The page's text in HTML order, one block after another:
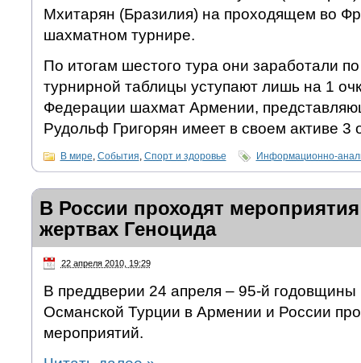
Мхитарян (Бразилия) на проходящем во
шахматном турнире.
По итогам шестого тура они заработали
турнирной таблицы уступают лишь на 1
Федерации шахмат Армении,
Рудольф Григорян имеет в своем активе 3
В мире, События, Спорт и здоровье Информационно-
В России проходят
жертвах Геноцида
22 апреля 2010, 19:29
В преддверии 24 апреля – 95-й
Османской Турции в Армении и России
мероприятий.